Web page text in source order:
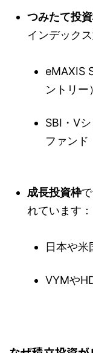
つみたて投
インデック
eMAXIS
ントリー）
SBI・V
ファンド
成長投資枠
れています：
日本や米
VYMや